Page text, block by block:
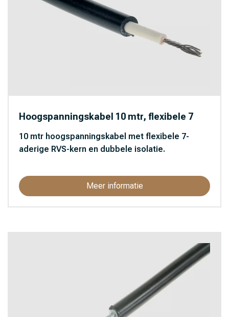
Hoogspanningskabel 10 mtr, flexibele 7
10 mtr hoogspanningskabel met flexibele 7-
aderige RVS-kern en dubbele isolatie.
Meer informatie